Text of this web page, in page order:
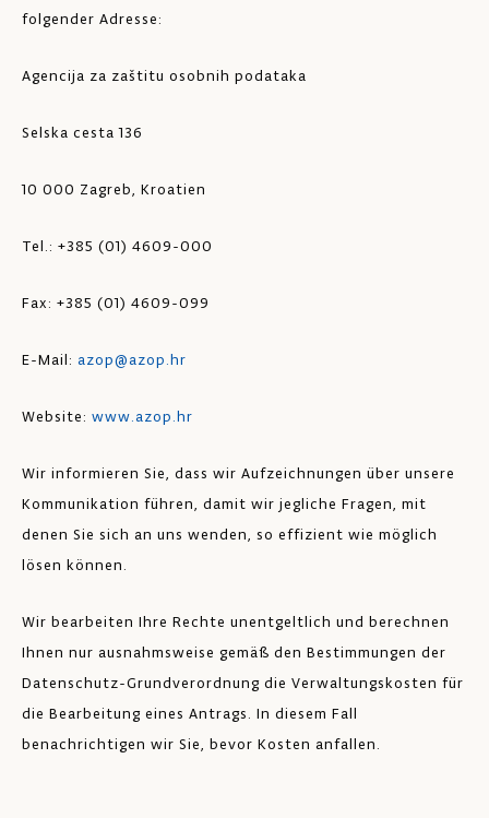
folgender Adresse:
Agencija za zaštitu osobnih podataka
Selska cesta 136
10 000 Zagreb, Kroatien
Tel.: +385 (01) 4609-000
Fax: +385 (01) 4609-099
E-Mail: azop@azop.hr
Website: www.azop.hr
Wir informieren Sie, dass wir Aufzeichnungen über unsere
Kommunikation führen, damit wir jegliche Fragen, mit
denen Sie sich an uns wenden, so effizient wie möglich
lösen können.
Wir bearbeiten Ihre Rechte unentgeltlich und berechnen
Ihnen nur ausnahmsweise gemäß den Bestimmungen der
Datenschutz-Grundverordnung die Verwaltungskosten für
die Bearbeitung eines Antrags. In diesem Fall
benachrichtigen wir Sie, bevor Kosten anfallen.